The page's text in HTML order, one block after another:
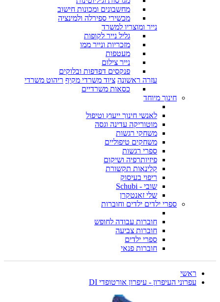
מחשבונים ומכונות חישוב
מכשירי ספירלה ולמינציה
נייר ומוצריו למשרד
גליל נייר לקופות
מזכריות ונייר ממו
מעטפות
נייר צילום
פנקסים דפדפות ובלוקים
עזרה ראשונה ציוד משרדי מקיף ריהוט משרדי
כסאות משרדיים
חינוך מיוחד
לאנשי חינוך ייעוץ וטיפול
מוטוריקה עדינה וגסה
משחקי רגשות
משחקים טיפוליים
ספרי רגשות
פיזיותרפיה ושיקום
קלינאות תקשורת
ריפוי בעיסוק
שובי - Schubi
שלי זאנטקרן
ספרי ילדים ילדים וחוברות
חוברות עבודה לחופש
חוברות צביעה
ספרי ילדים
חוברות פנאי
ראשי
עפרוני העיפרון - עיפרון אורטופדי DI